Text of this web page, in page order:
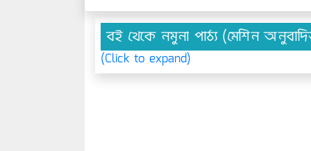
বই থেকে নমুনা পাঠ্য (মেশিন
(Click to expand)